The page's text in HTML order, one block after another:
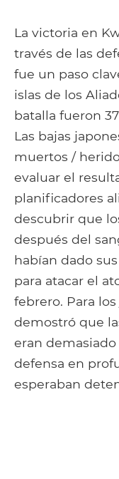
La victoria en
través de las
fue un paso
islas de los
batalla fueron
Las bajas
muertos /
evaluar el
planificadores
descubrir que
después del
habían dado
para atacar el
febrero. Para
demostró que
eran
defensa en
esperaban